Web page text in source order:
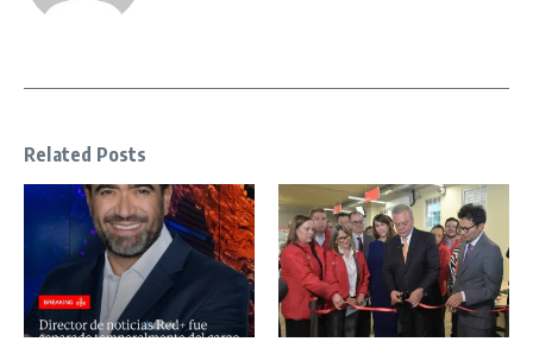
Related Posts